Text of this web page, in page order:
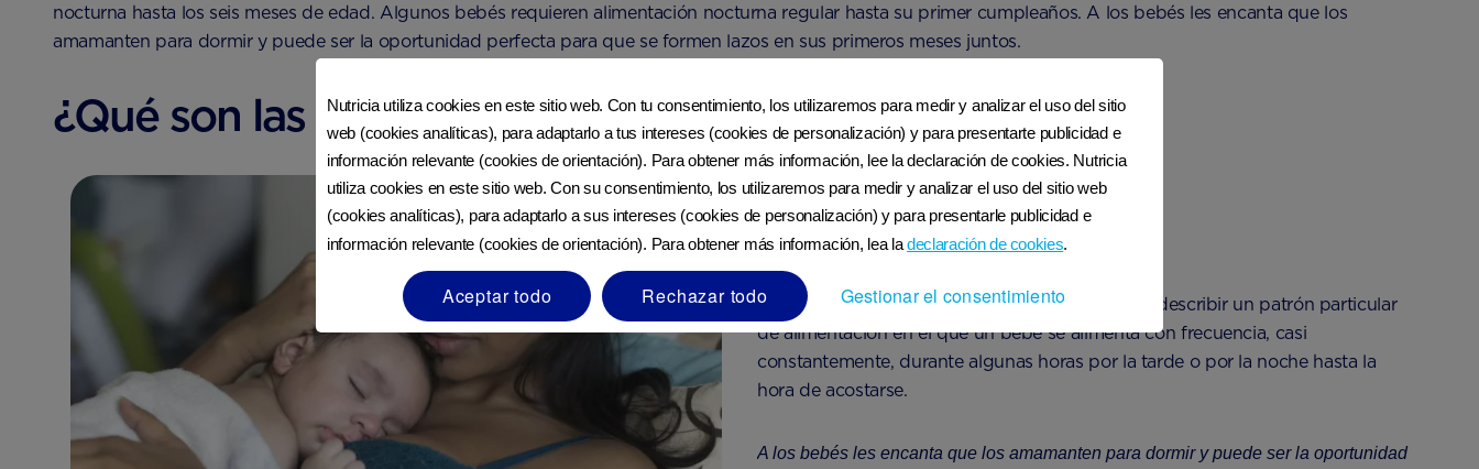
nocturna hasta los seis meses de edad. Algunos bebés requieren alimentación nocturna regular hasta su primer cumpleaños. A los bebés les encanta que los
amamanten para dormir y puede ser la oportunidad perfecta para que se formen lazos en sus primeros meses juntos.
¿Qué son las tomas ‘clúster’?
‘Tomas clúster’ es un término que se utiliza para describir un patrón particular
de alimentación en el que un bebé se alimenta con frecuencia, casi
constantemente, durante algunas horas por la tarde o por la noche hasta la
hora de acostarse.
A los bebés les encanta que los amamanten para dormir y puede ser la oportunidad
Nutricia utiliza cookies en este sitio web. Con tu consentimiento, los utilizaremos para medir y analizar el uso del sitio
web (cookies analíticas), para adaptarlo a tus intereses (cookies de personalización) y para presentarte publicidad e
información relevante (cookies de orientación). Para obtener más información, lee la declaración de cookies. Nutricia
utiliza cookies en este sitio web. Con su consentimiento, los utilizaremos para medir y analizar el uso del sitio web
(cookies analíticas), para adaptarlo a sus intereses (cookies de personalización) y para presentarle publicidad e
información relevante (cookies de orientación). Para obtener más información, lea ladeclaración de cookies.
Aceptar todo Rechazar todo Gestionar el consentimiento